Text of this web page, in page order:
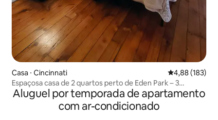
Casa ⋅ Cincinnati 4,88 de uma
4,88 (183)
Espaçosa casa de 2 quartos perto de Eden Park – 3
minutos a pé
Aluguel por temporada de apartamento
com ar-condicionado